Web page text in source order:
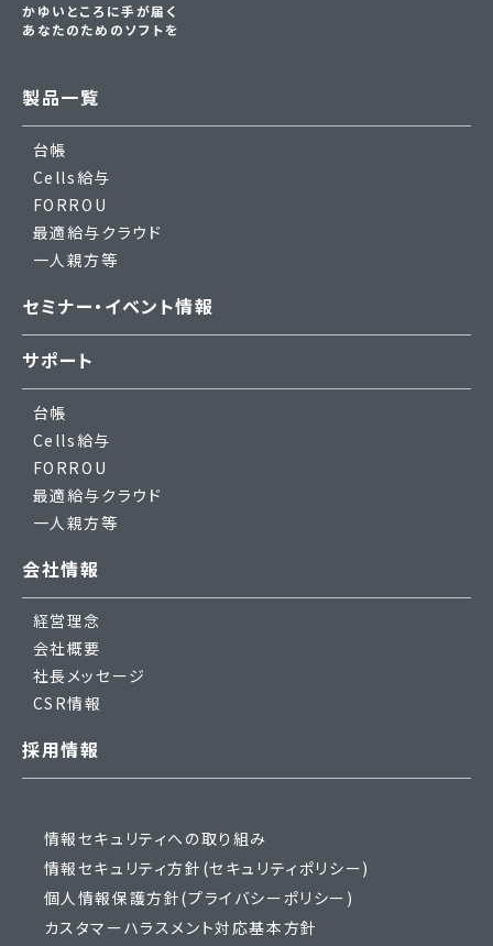
かゆいところに手が届く
あなたのためのソフトを
製品一覧
台帳
Cells給与
FORROU
最適給与クラウド
一人親方等
セミナー・イベント情報
サポート
台帳
Cells給与
FORROU
最適給与クラウド
一人親方等
会社情報
経営理念
会社概要
社長メッセージ
CSR情報
採用情報
情報セキュリティへの取り組み
情報セキュリティ方針(セキュリティポリシー)
個人情報保護方針(プライバシーポリシー)
カスタマーハラスメント対応基本方針